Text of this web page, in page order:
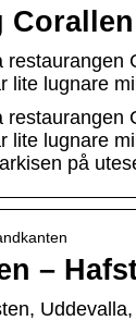
lite lugnare
lite lugnare
på
–